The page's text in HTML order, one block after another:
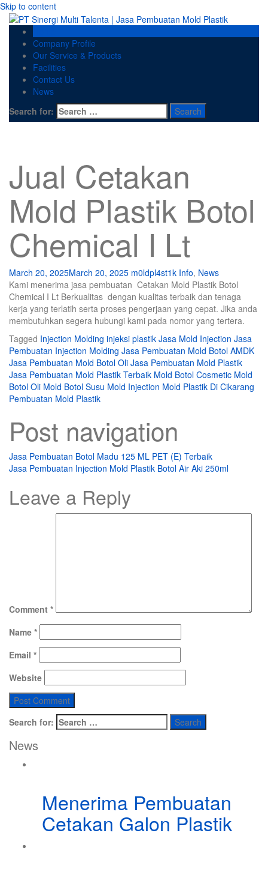
Skip to content
Company Profile
Our Service & Products
Facilities
Contact Us
News
Search for:
Jual Cetakan
Mold Plastik Botol
Chemical I Lt
March 20, 2025March 20, 2025 m0ldpl4st1k Info, News
Kami menerima jasa pembuatan Cetakan Mold Plastik Botol
Chemical I Lt Berkualitas dengan kualitas terbaik dan tenaga
kerja yang terlatih serta proses pengerjaan yang cepat. Jika anda
membutuhkan segera hubungi kami pada nomor yang tertera.
Tagged Injection Molding injeksi plastik Jasa Mold Injection Jasa
Pembuatan Injection Molding Jasa Pembuatan Mold Botol AMDK
Jasa Pembuatan Mold Botol Oli Jasa Pembuatan Mold Plastik
Jasa Pembuatan Mold Plastik Terbaik Mold Botol Cosmetic Mold
Botol Oli Mold Botol Susu Mold Injection Mold Plastik Di Cikarang
Pembuatan Mold Plastik
Post navigation
Jasa Pembuatan Botol Madu 125 ML PET (E) Terbaik
Jasa Pembuatan Injection Mold Plastik Botol Air Aki 250ml
Leave a Reply
Comment *
Name *
Email *
Website
Search for:
News
Menerima Pembuatan
Cetakan Galon Plastik